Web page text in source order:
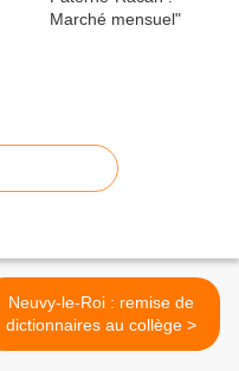
Neuvy-le-Roi : remise de
dictionnaires au collège >